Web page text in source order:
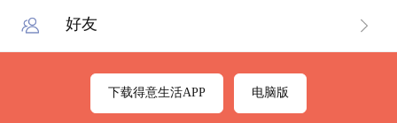
好友
下载得意生活APP 电脑版